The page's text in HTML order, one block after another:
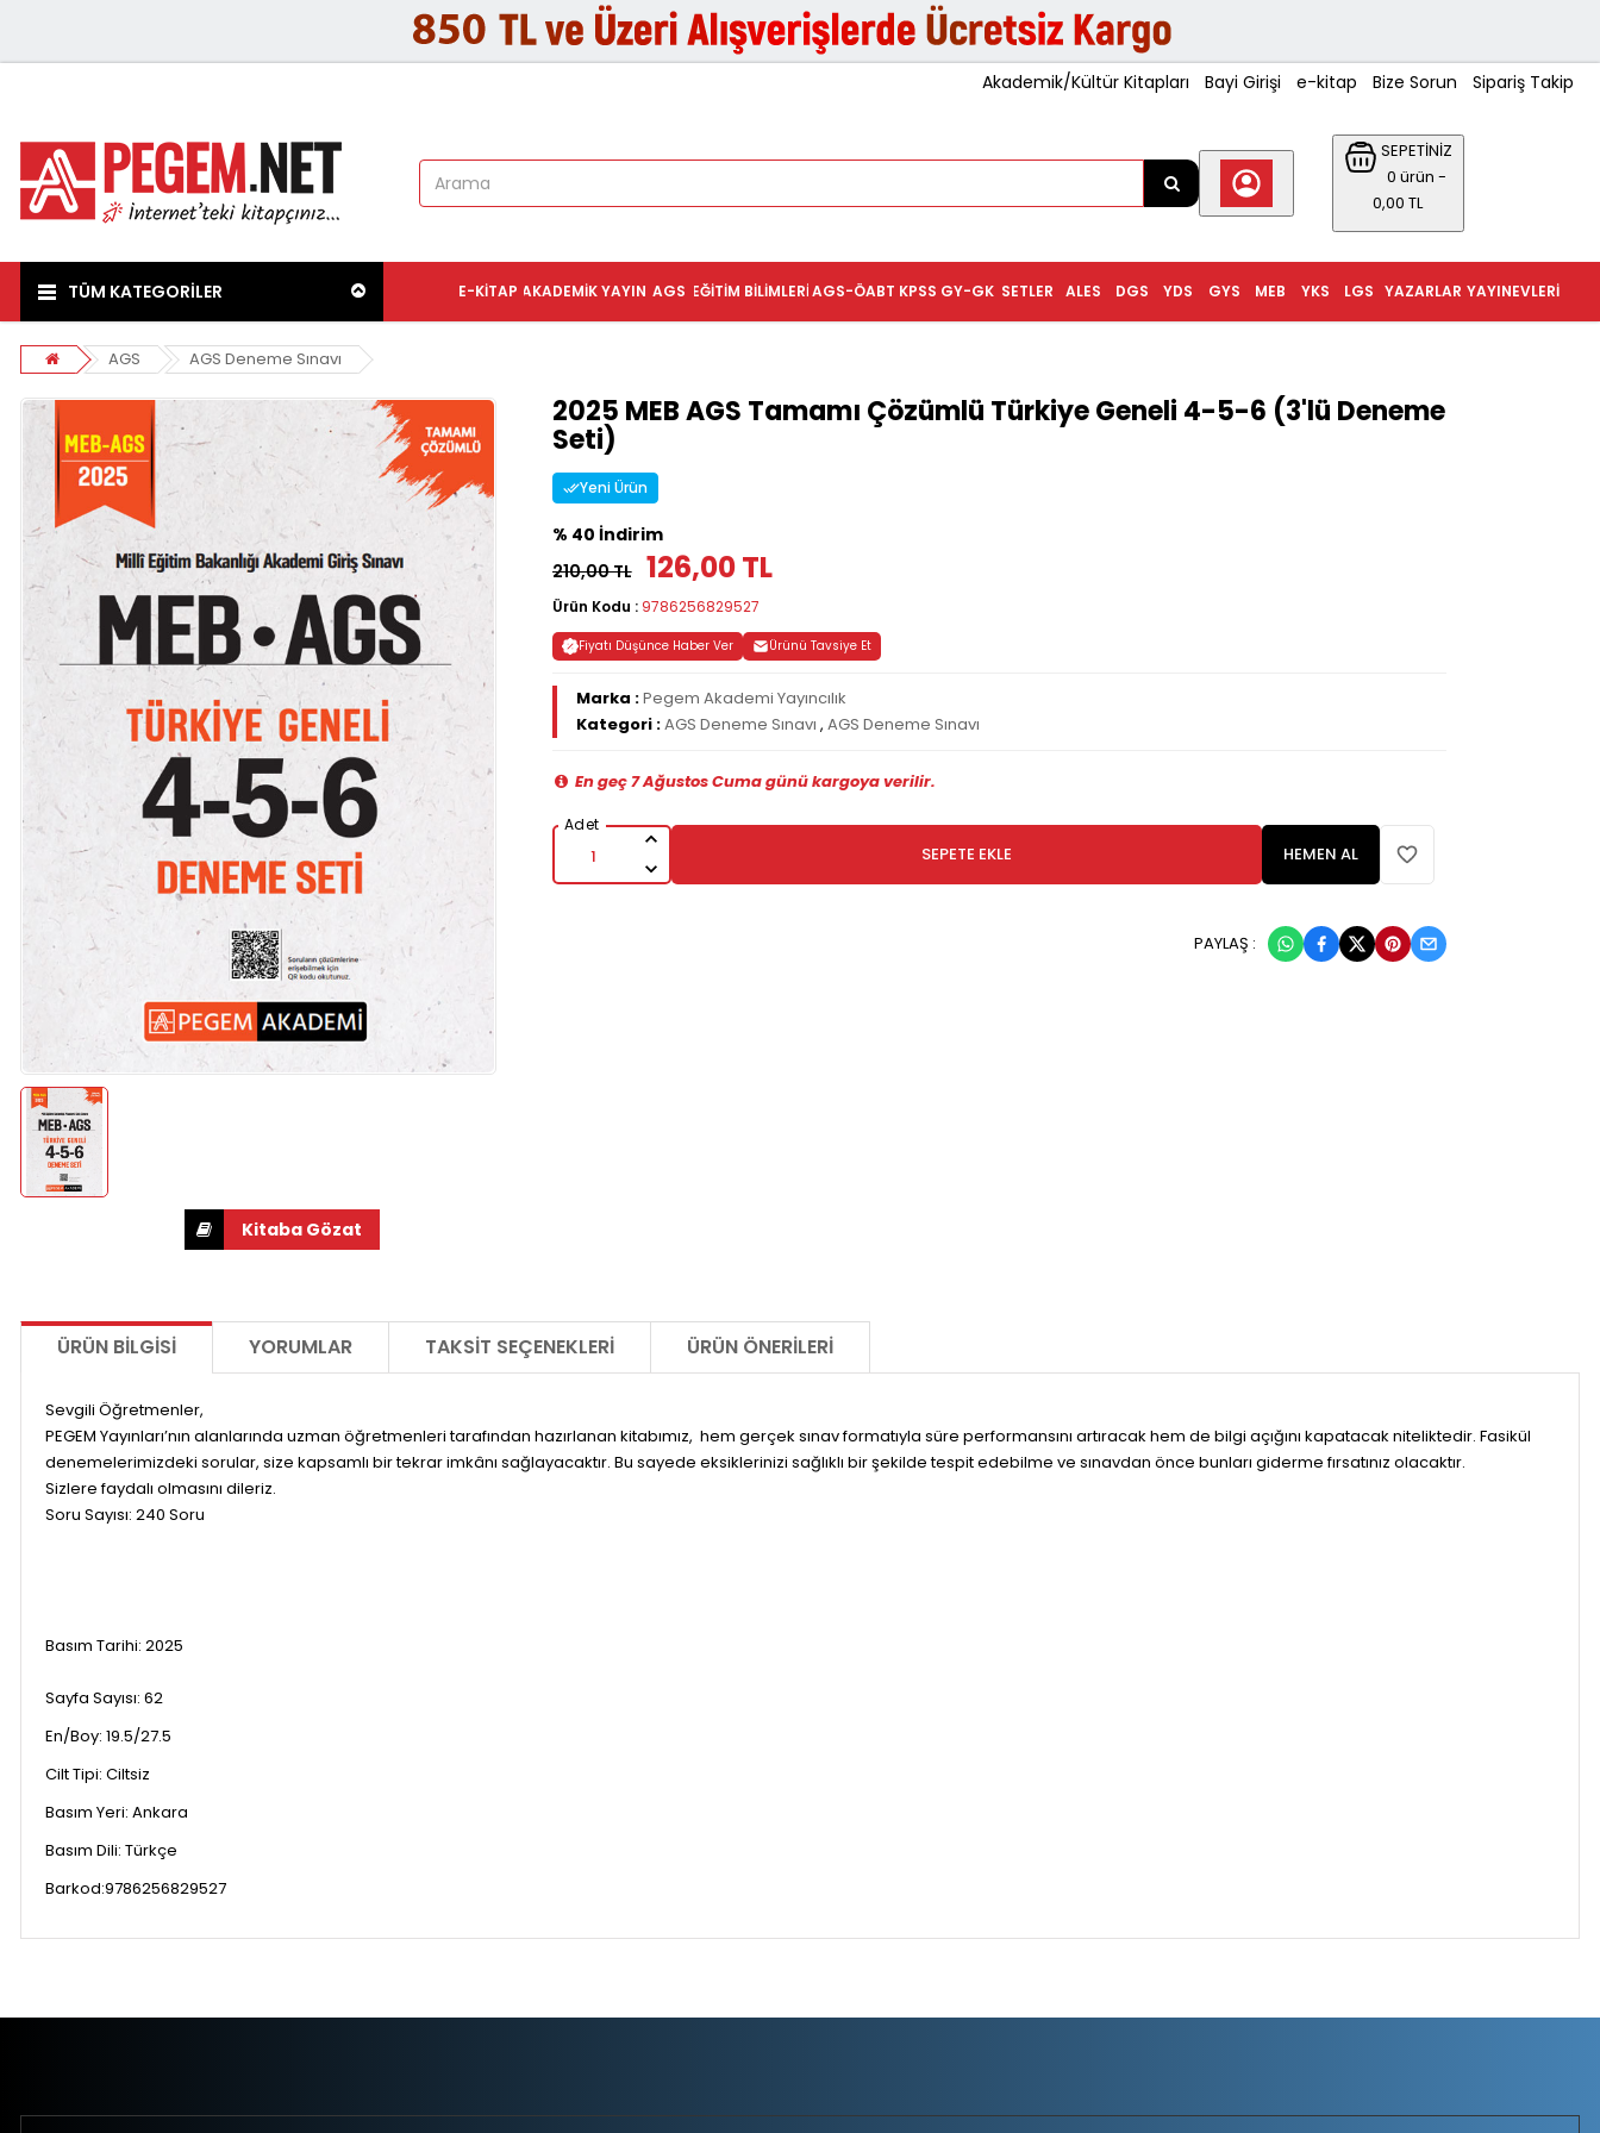
Akademik/Kültür Kitapları Bayi Girişi e-kitap Bize Sorun Sipariş Takip
SEPETİNİZ
0 ürün -
0,00 TL
TÜM KATEGORİLER YAYINEVLERI
YAZARLAR
LGS
YKS
MEB
GYS
YDS
DGS
ALES
SETLER
KPSS GY-GK
AGS-ÖABT
EĞITIM BILIMLERI
AGS
AKADEMIK YAYIN
E-KITAP
AGS AGS Deneme Sınavı
2025 MEB AGS Tamamı Çözümlü Türkiye Geneli 4-5-6 (3'lü Deneme
Seti)
Yeni Ürün
% 40 İndirim
210,00 TL
126,00 TL
Ürün Kodu : 9786256829527
Fiyatı Düşünce Haber Ver Ürünü Tavsiye Et
Marka :Pegem Akademi Yayıncılık
Kategori :AGS Deneme Sınavı , AGS Deneme Sınavı
En geç 7 Ağustos Cuma günü kargoya verilir.
SEPETE EKLE HEMEN AL
PAYLAŞ :
ÜRÜN BILGISI YORUMLAR TAKSIT SEÇENEKLERI ÜRÜN ÖNERILERI
Sevgili Öğretmenler,
PEGEM Yayınları’nın alanlarında uzman öğretmenleri tarafından hazırlanan kitabımız, hem gerçek sınav formatıyla süre performansını artıracak hem de bilgi açığını kapatacak niteliktedir. Fasikül
denemelerimizdeki sorular, size kapsamlı bir tekrar imkânı sağlayacaktır. Bu sayede eksiklerinizi sağlıklı bir şekilde tespit edebilme ve sınavdan önce bunları giderme fırsatınız olacaktır.
Sizlere faydalı olmasını dileriz.
Soru Sayısı: 240 Soru
Basım Tarihi: 2025
Sayfa Sayısı: 62
En/Boy: 19.5/27.5
Cilt Tipi: Ciltsiz
Basım Yeri: Ankara
Basım Dili: Türkçe
Barkod:9786256829527